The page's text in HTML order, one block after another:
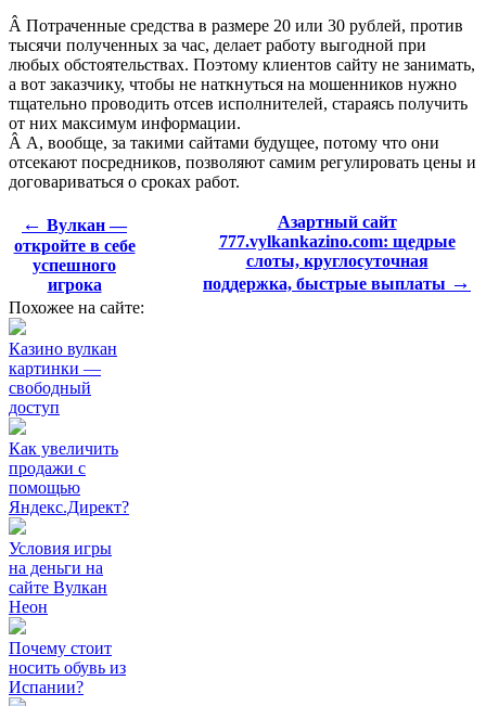
Â Потраченные средства в размере 20 или 30 рублей, против
тысячи полученных за час, делает работу выгодной при
любых обстоятельствах. Поэтому клиентов сайту не занимать,
а вот заказчику, чтобы не наткнуться на мошенников нужно
тщательно проводить отсев исполнителей, стараясь получить
от них максимум информации.
Â А, вообще, за такими сайтами будущее, потому что они
отсекают посредников, позволяют самим регулировать цены и
договариваться о сроках работ.
← Вулкан —
откройте в себе
успешного
игрока
Азартный сайт
777.vylkankazino.com: щедрые
слоты, круглосуточная
поддержка, быстрые выплаты →
Похожее на сайте:
Казино вулкан
картинки —
свободный
доступ
Как увеличить
продажи с
помощью
Яндекс.Директ?
Условия игры
на деньги на
сайте Вулкан
Неон
Почему стоит
носить обувь из
Испании?